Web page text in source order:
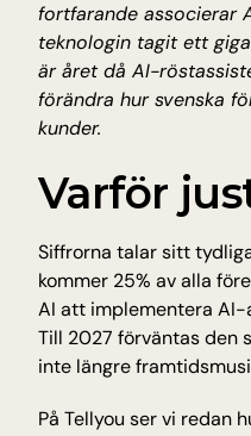
Insikter
Upptäck
AI för precision,
Antagning,
fortfarande associerar
teknologin tagit ett
är året då AI-
förändra hur svenska
kunder.
Varför
Siffrorna talar sitt
kommer 25% av alla
AI att implementera
Till 2027 förväntas den
inte längre
På Tellyou ser vi redan